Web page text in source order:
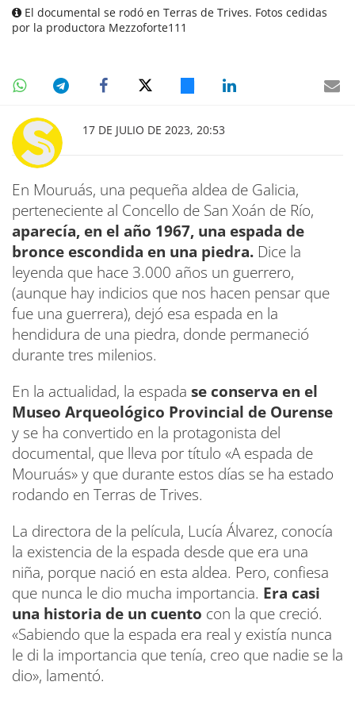
El documental se rodó en Terras de Trives. Fotos cedidas
por la productora Mezzoforte111
17 DE JULIO DE 2023, 20:53
En Mouruás, una pequeña aldea de Galicia,
perteneciente al Concello de San Xoán de Río,
aparecía, en el año 1967, una espada de
bronce escondida en una piedra. Dice la
leyenda que hace 3.000 años un guerrero,
(aunque hay indicios que nos hacen pensar que
fue una guerrera), dejó esa espada en la
hendidura de una piedra, donde permaneció
durante tres milenios.
En la actualidad, la espada se conserva en el
Museo Arqueológico Provincial de Ourense
y se ha convertido en la protagonista del
documental, que lleva por título «A espada de
Mouruás» y que durante estos días se ha estado
rodando en Terras de Trives.
La directora de la película, Lucía Álvarez, conocía
la existencia de la espada desde que era una
niña, porque nació en esta aldea. Pero, confiesa
que nunca le dio mucha importancia. Era casi
una historia de un cuento con la que creció.
«Sabiendo que la espada era real y existía nunca
le di la importancia que tenía, creo que nadie se la
dio», lamentó.